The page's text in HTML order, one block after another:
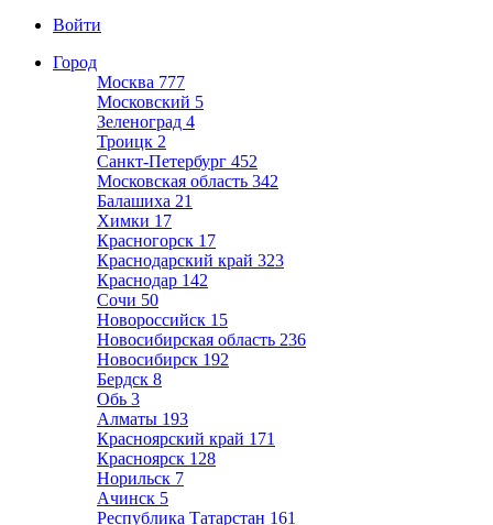
Войти
Город
Москва 777
Московский 5
Зеленоград 4
Троицк 2
Санкт-Петербург 452
Московская область 342
Балашиха 21
Химки 17
Красногорск 17
Краснодарский край 323
Краснодар 142
Сочи 50
Новороссийск 15
Новосибирская область 236
Новосибирск 192
Бердск 8
Обь 3
Алматы 193
Красноярский край 171
Красноярск 128
Норильск 7
Ачинск 5
Республика Татарстан 161